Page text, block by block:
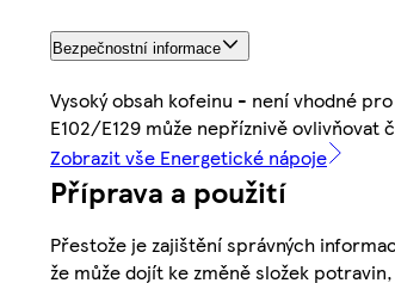
Bezpečnostní informace
Vysoký obsah kofeinu - není vhodné
E102/E129 může nepříznivě ovlivňovat
Zobrazit vše Energetické nápoje
Příprava a použití
Přestože je zajištění správných
že může dojít ke změně složek